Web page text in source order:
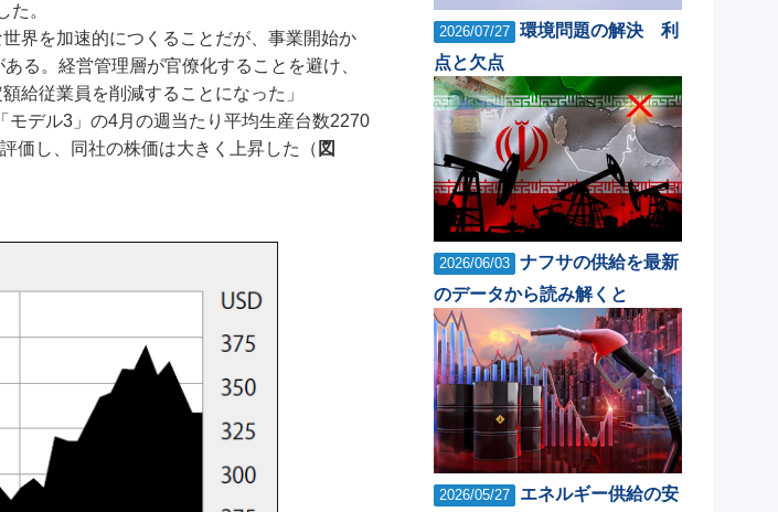
。
界を加速的につくることだが、事業開始か
る。経営管理層が官僚化することを避け、
給従業員を削減することになった」
デル3」の4月の週当たり平均生産台数2270
価し、同社の株価は大きく上昇した（ 図
2026/07/27 環境問題の解決 利
点と欠点
2026/06/03 ナフサの供給を最新
のデータから読み解くと
2026/05/27
エネルギー供給の安